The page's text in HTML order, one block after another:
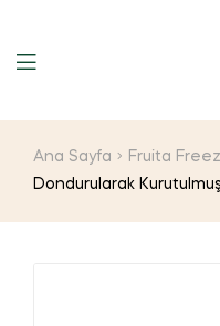
Ana Sayfa
Fruita
Dondurularak Kurutulmuş